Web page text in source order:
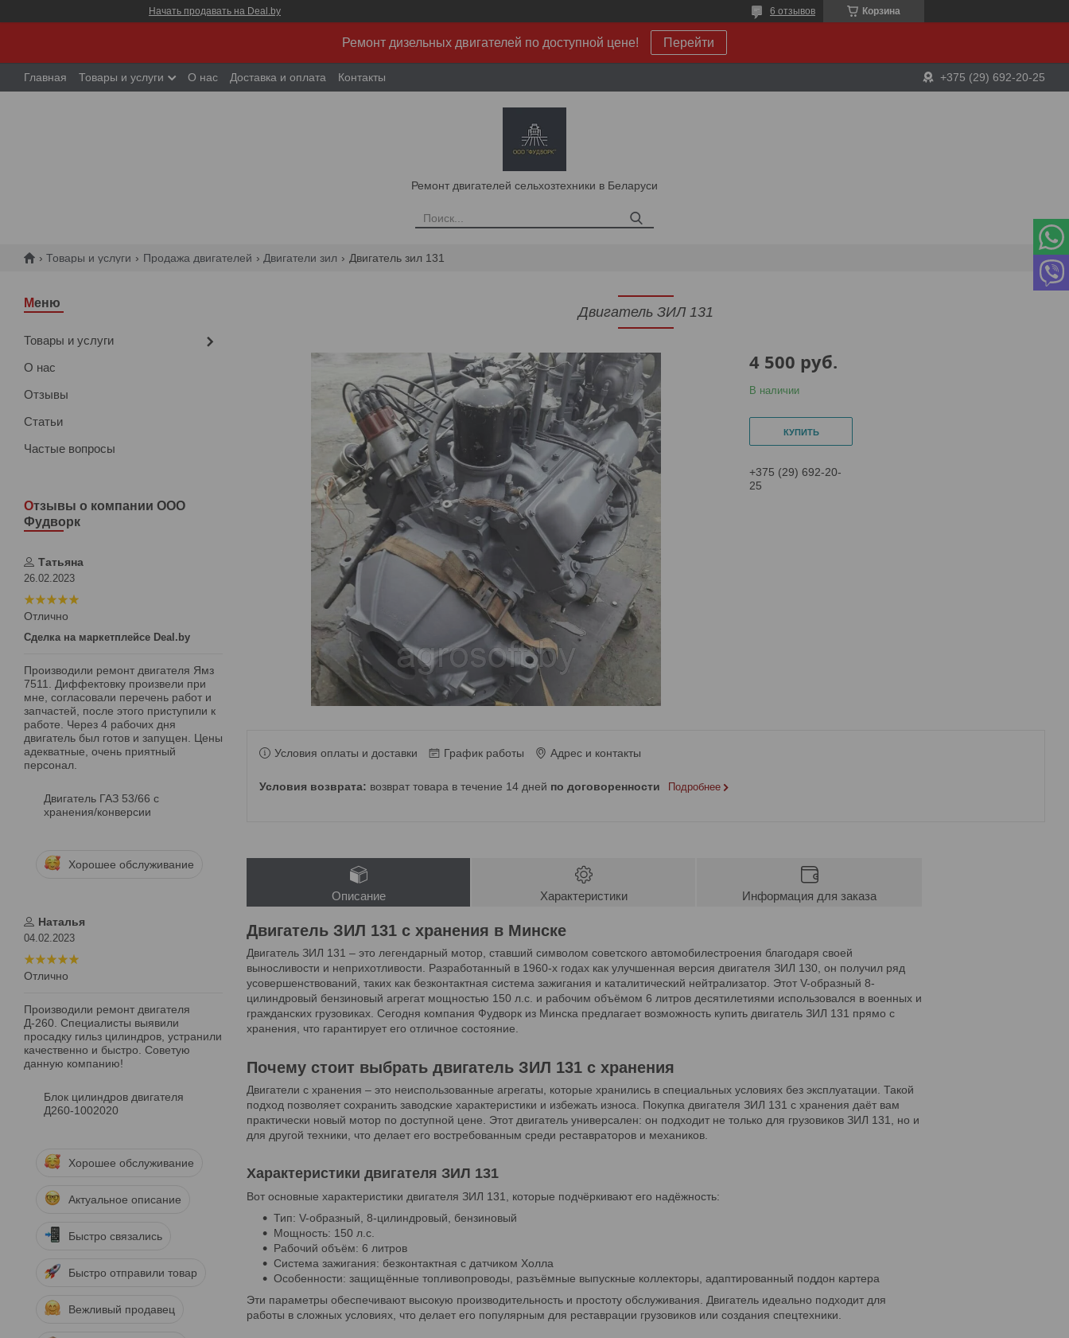
Начать продавать на Deal.by Корзина
6 отзывов
Ремонт дизельных двигателей по доступной цене! Перейти
Главная Товары и услуги О нас Доставка и оплата Контакты +375 (29) 692-20-25
Ремонт двигателей сельхозтехники в Беларуси
Товары и услуги Продажа двигателей Двигатели зил Двигатель зил 131
Товары и услуги
О нас
Отзывы
Статьи
Частые вопросы
Отзывы о компании ООО
Фудворк
Татьяна
26.02.2023
Отлично
Сделка на маркетплейсе Deal.by
Производили ремонт двигателя Ямз
7511. Диффектовку произвели при
мне, согласовали перечень работ и
запчастей, после этого приступили к
работе. Через 4 рабочих дня
двигатель был готов и запущен. Цены
адекватные, очень приятный
персонал.
Двигатель ГАЗ 53/66 с
хранения/конверсии
Хорошее обслуживание
Наталья
04.02.2023
Отлично
Производили ремонт двигателя
Д-260. Специалисты выявили
просадку гильз цилиндров, устранили
качественно и быстро. Советую
данную компанию!
Блок цилиндров двигателя
Д260-1002020
Хорошее обслуживание
Актуальное описание
Быстро связались
Быстро отправили товар
Вежливый продавец
Двигатель ЗИЛ 131
4 500 руб.
В наличии
КУПИТЬ
+375 (29) 692-20-
25
Условия оплаты и доставки График работы Адрес и контакты
возврат товара в течение 14 дней по договоренности Подробнее
Описание Характеристики Информация для заказа
Двигатель ЗИЛ 131 с хранения в Минске
Двигатель ЗИЛ 131 – это легендарный мотор, ставший символом советского автомобилестроения благодаря своей
выносливости и неприхотливости. Разработанный в 1960-х годах как улучшенная версия двигателя ЗИЛ 130, он получил ряд
усовершенствований, таких как безконтактная система зажигания и каталитический нейтрализатор. Этот V-образный 8-
цилиндровый бензиновый агрегат мощностью 150 л.с. и рабочим объёмом 6 литров десятилетиями использовался в военных и
гражданских грузовиках. Сегодня компания Фудворк из Минска предлагает возможность купить двигатель ЗИЛ 131 прямо с
хранения, что гарантирует его отличное состояние.
Почему стоит выбрать двигатель ЗИЛ 131 с хранения
Двигатели с хранения – это неиспользованные агрегаты, которые хранились в специальных условиях без эксплуатации. Такой
подход позволяет сохранить заводские характеристики и избежать износа. Покупка двигателя ЗИЛ 131 с хранения даёт вам
практически новый мотор по доступной цене. Этот двигатель универсален: он подходит не только для грузовиков ЗИЛ 131, но и
для другой техники, что делает его востребованным среди реставраторов и механиков.
Характеристики двигателя ЗИЛ 131
Вот основные характеристики двигателя ЗИЛ 131, которые подчёркивают его надёжность:
Тип: V-образный, 8-цилиндровый, бензиновый
Мощность: 150 л.с.
Рабочий объём: 6 литров
Система зажигания: безконтактная с датчиком Холла
Особенности: защищённые топливопроводы, разъёмные выпускные коллекторы, адаптированный поддон картера
Эти параметры обеспечивают высокую производительность и простоту обслуживания. Двигатель идеально подходит для
работы в сложных условиях, что делает его популярным для реставрации грузовиков или создания спецтехники.